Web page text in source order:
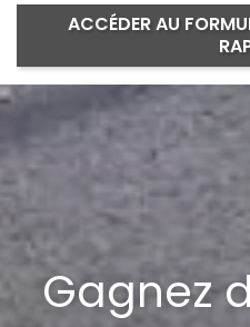
ACCÉDER AU
Gagnez